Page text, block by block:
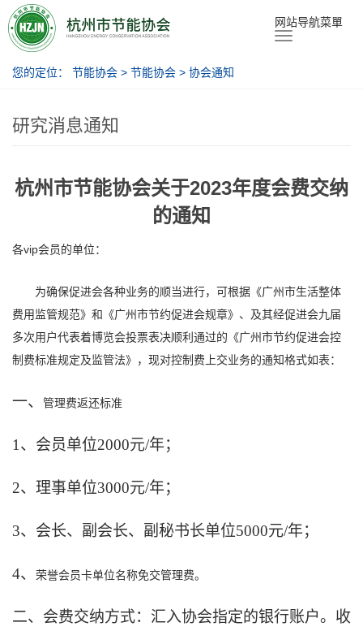
节能协会 网站导航菜單
您的定位： 节能协会 > 节能协会 > 协会通知
研究消息通知
杭州市节能协会关于2023年度会费交纳
的通知
各vip会员的单位：
为确保促进会各种业务的顺当进行，可根据《广州市生活整体
费用监管规范》和《广州市节约促进会规章》、及其经促进会九届
多次用户代表着博览会投票表决顺利通过的《广州市节约促进会控
制费标准规定及监管法》，现对控制费上交业务的通知格式如表：
一、 管理费返还标准
1、 会员单位2000元/年；
2、 理事单位3000元/年；
3、 会长、副会长、副秘书长单位5000元/年；
4、 荣誉会员卡单位名称免交管理费。
二、 会费交纳方式：汇入协会指定的银行账户。 收